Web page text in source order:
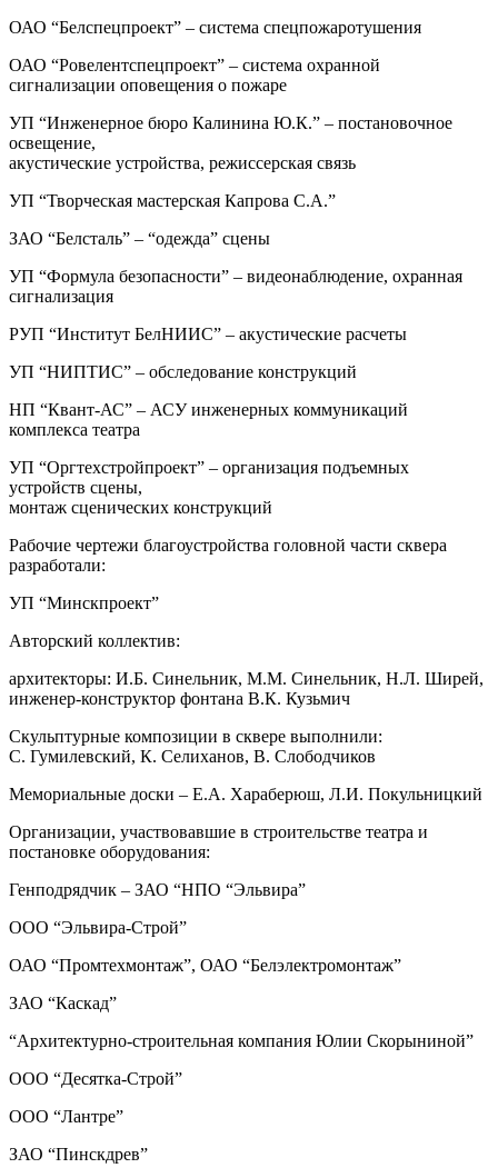
ОАО “Белспецпроект” – система спецпожаротушения
ОАО “Ровелентспецпроект” – система охранной
сигнализации оповещения о пожаре
УП “Инженерное бюро Калинина Ю.К.” – постановочное
освещение,
акустические устройства, режиссерская связь
УП “Творческая мастерская Капрова С.А.”
ЗАО “Белсталь” – “одежда” сцены
УП “Формула безопасности” – видеонаблюдение, охранная
сигнализация
РУП “Институт БелНИИС” – акустические расчеты
УП “НИПТИС” – обследование конструкций
НП “Квант-АС” – АСУ инженерных коммуникаций
комплекса театра
УП “Оргтехстройпроект” – организация подъемных
устройств сцены,
монтаж сценических конструкций
Рабочие чертежи благоустройства головной части сквера
разработали:
УП “Минскпроект”
Авторский коллектив:
архитекторы: И.Б. Синельник, М.М. Синельник, Н.Л. Ширей,
инженер-конструктор фонтана В.К. Кузьмич
Скульптурные композиции в сквере выполнили:
С. Гумилевский, К. Селиханов, В. Слободчиков
Мемориальные доски – Е.А. Хараберюш, Л.И. Покульницкий
Организации, участвовавшие в строительстве театра и
постановке оборудования:
Генподрядчик – ЗАО “НПО “Эльвира”
ООО “Эльвира-Строй”
ОАО “Промтехмонтаж”, ОАО “Белэлектромонтаж”
ЗАО “Каскад”
“Архитектурно-строительная компания Юлии Скорыниной”
ООО “Десятка-Строй”
ООО “Лантре”
ЗАО “Пинскдрев”